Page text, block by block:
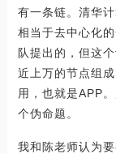
有一条链。清华
相当于去中心化
队提出的，但这
近上万的节点组
用，也就是APP
个伪命题。
我和陈老师认为